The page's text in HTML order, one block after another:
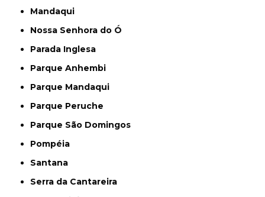
Mandaqui
Nossa Senhora do Ó
Parada Inglesa
Parque Anhembi
Parque Mandaqui
Parque Peruche
Parque São Domingos
Pompéia
Santana
Serra da Cantareira